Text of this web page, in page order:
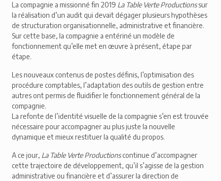
La compagnie a missionné fin 2019 La Table Verte Productionssur
la réalisation d’un audit qui devait dégager plusieurs hypothèses
de structuration organisationnelle, administrative et financière.
Sur cette base, la compagnie a entériné un modèle de
fonctionnement qu’elle met en œuvre à présent, étape par
étape.
Les nouveaux contenus de postes définis, l’optimisation des
procédure comptables, l’adaptation des outils de gestion entre
autres ont permis de fluidifier le fonctionnement général de la
compagnie.
La refonte de l’identité visuelle de la compagnie s’en est trouvée
nécessaire pour accompagner au plus juste la nouvelle
dynamique et mieux restituer la qualité du propos.
A ce jour, La Table Verte Productionscontinue d’accompagner
cette trajectoire de développement, qu’il s’agisse de la gestion
administrative ou financière et d’assurer la direction de